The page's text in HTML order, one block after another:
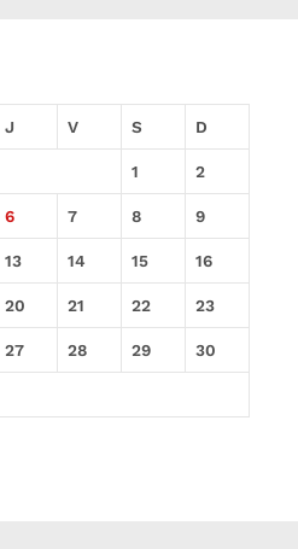
J V S D
1 2
6 7 8 9
13 14 15 16
20 21 22 23
27 28 29 30